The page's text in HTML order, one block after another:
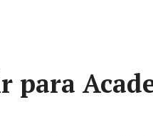
para